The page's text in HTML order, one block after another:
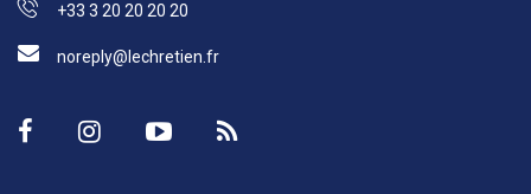
+33 3 20 20 20 20
noreply@lechretien.fr